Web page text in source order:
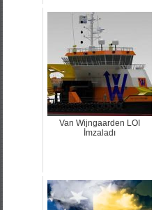
Van Wijngaarden LOI
İmzaladı